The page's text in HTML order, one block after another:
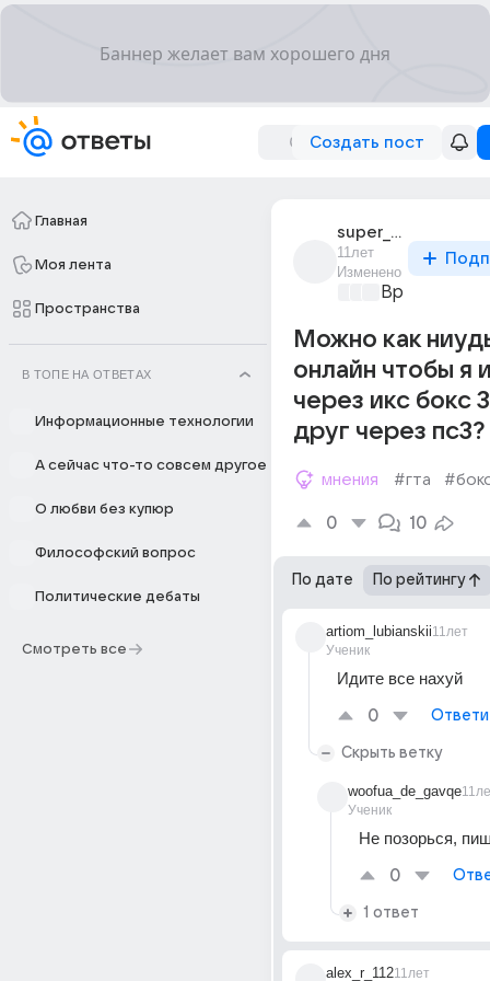
Создать пост
Главная
Моя лента
Пространства
В ТОПЕ НА ОТВЕТАХ
Информационные технологии
А сейчас что-то совсем другое
О любви без купюр
Философский вопрос
Политические дебаты
Смотреть все
super_puper_312
11лет
Изменено
Время игр
Можно как
онлайн чтобы я
через икс бокс
друг через пс3?
мнения #гта
0 10
По дате По рейтингу
artiom_lubianskii
Ученик
11лет
Идите все нахуй
0
Скрыть ветку
woofua_de_gavqe
Ученик
Не позорься,
0
1 ответ
alex_r_11211лет